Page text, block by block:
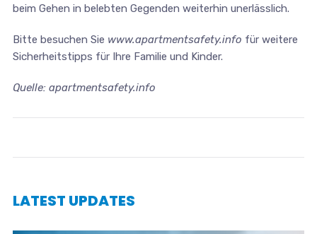
beim Gehen in belebten Gegenden weiterhin unerlässlich.
Bitte besuchen Sie www.apartmentsafety.info für weitere
Sicherheitstipps für Ihre Familie und Kinder.
Quelle: apartmentsafety.info
LATEST UPDATES